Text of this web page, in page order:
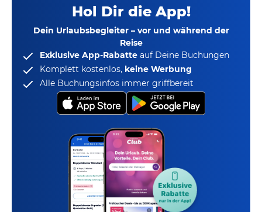
Hol Dir die App!
Dein Urlaubsbegleiter – vor und während der
Reise
Exklusive App-Rabatte auf Deine Buchungen
Komplett kostenlos, keine Werbung
Alle Buchungsinfos immer griffbereit